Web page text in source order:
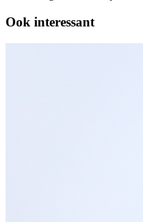
Ook interessant